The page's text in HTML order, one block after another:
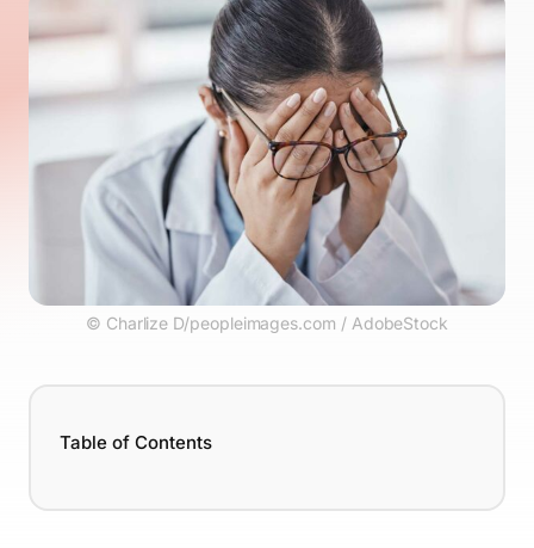
© Charlize D/peopleimages.com / AdobeStock
Table of Contents